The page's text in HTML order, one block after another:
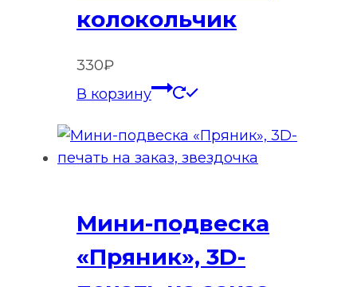
колокольчик
330₽
В корзину
Мини-подвеска
«Пряник», 3D-